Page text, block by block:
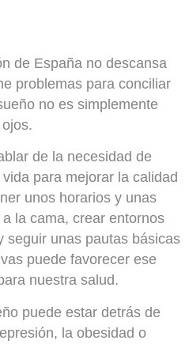
de España no descansa
problemas para conciliar
no es simplemente
de la necesidad de
para mejorar la calidad
unos horarios y unas
la cama, crear entornos
seguir unas pautas básicas
puede favorecer ese
nuestra salud.
puede estar detrás de
la obesidad o